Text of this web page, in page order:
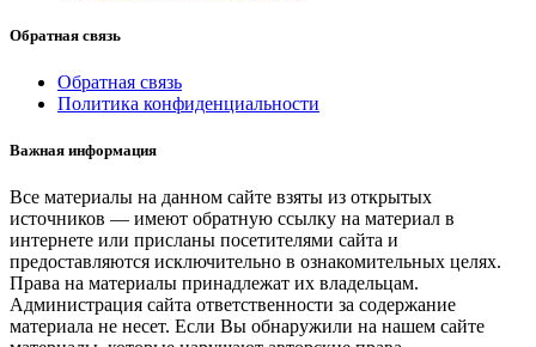
Обратная связь
Обратная связь
Политика конфиденциальности
Важная информация
Все материалы на данном сайте взяты из открытых
источников — имеют обратную ссылку на материал в
интернете или присланы посетителями сайта и
предоставляются исключительно в ознакомительных целях.
Права на материалы принадлежат их владельцам.
Администрация сайта ответственности за содержание
материала не несет. Если Вы обнаружили на нашем сайте